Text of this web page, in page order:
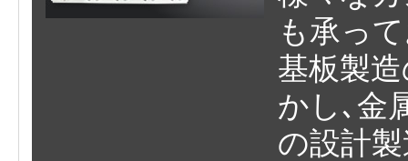
も承っ
基板製
かし､金
の設計